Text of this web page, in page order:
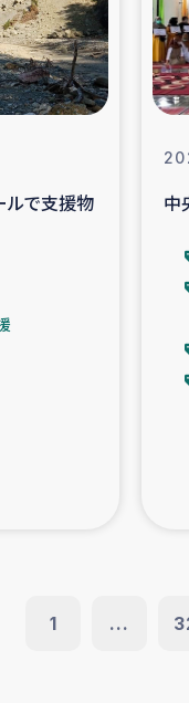
ト大規模爆発被災者
ォレストリー（カカオ
ルで支援物
中
1 ...